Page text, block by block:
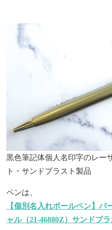
黒色筆記体個人名印字のレー
ト・サンドプラスト製品
ペンは、
【個別名入れボールペン】
ャル（21-46880Z）サンドブ